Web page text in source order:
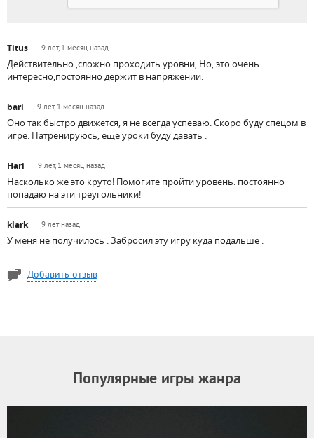
Titus 9 лет, 1 месяц назад
Действительно ,сложно проходить уровни, Но, это очень
интересно,постоянно держит в напряжении.
bari 9 лет, 1 месяц назад
Оно так быстро движется, я не всегда успеваю. Скоро буду спецом в
игре. Натренируюсь, еще уроки буду давать .
Hari 9 лет, 1 месяц назад
Насколько же это круто! Помогите пройти уровень. постоянно
попадаю на эти треугольники!
klark 9 лет назад
У меня не получилось . Забросил эту игру куда подальше .
Добавить отзыв
Популярные игры жанра